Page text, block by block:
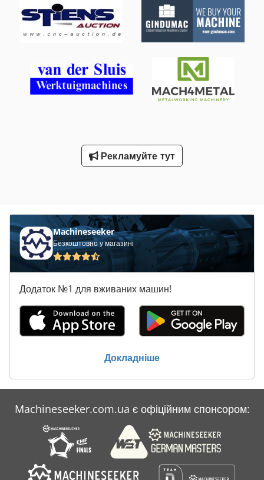
обслуговування сервісом WEILER Особливо підходить для
виробництва середніх прецизійних токарних деталей
Dsdpfx Acoxacirjyskr Оснащення: - потужний токарний
верстат з ходовим і тягловим гвинтом - KLOPFER
трьохкулачковий патрон Ø 140 мм - Пристрій для цангових
затискачів з багатьма цангами - Відкидний кожух патрона -
Ключ для патрона - Тримач інструменту MULTIFIX типу A, з
3 новими вставками - Пересувна задня бабка -
Станина машини з шафою для зберігання - Захисна задня
стінка проти стружки - Кнопка аварійної зупинки, внизу
Рекламуйте тут
Machineseeker
Безкоштовно у магазині
Додаток №1 для вживаних машин!
Докладніше
Machineseeker.com.ua є офіційним спонсором: